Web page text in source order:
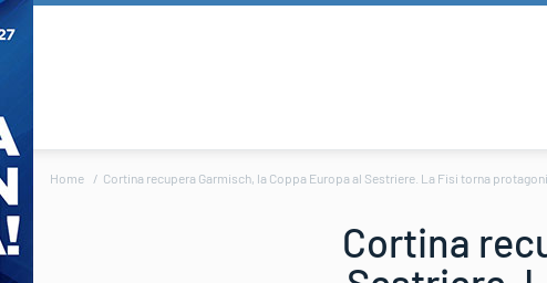
Home Cortina recupera Garmisch, la Coppa Europa al Sestriere. La Fisi torna
Cortina